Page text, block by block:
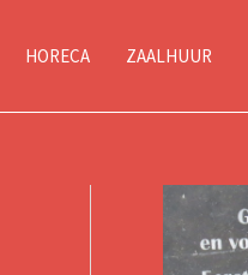
HORECA ZAALHUUR